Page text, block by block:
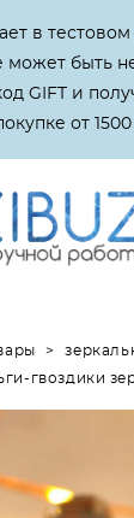
в
может быть
GIFT и
от
>
гвоздики